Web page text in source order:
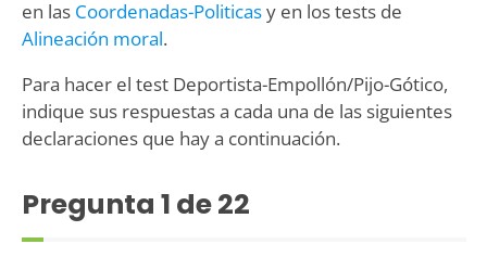
en las Coordenadas-Politicasy en los tests de
Alineación moral.
Para hacer el test Deportista-Empollón/Pijo-Gótico,
indique sus respuestas a cada una de las siguientes
declaraciones que hay a continuación.
Pregunta 1 de 22